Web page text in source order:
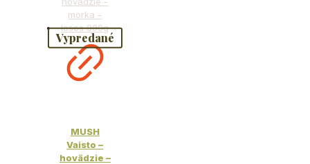
Vypredané
MUSH
Vaisto –
hovädzie –